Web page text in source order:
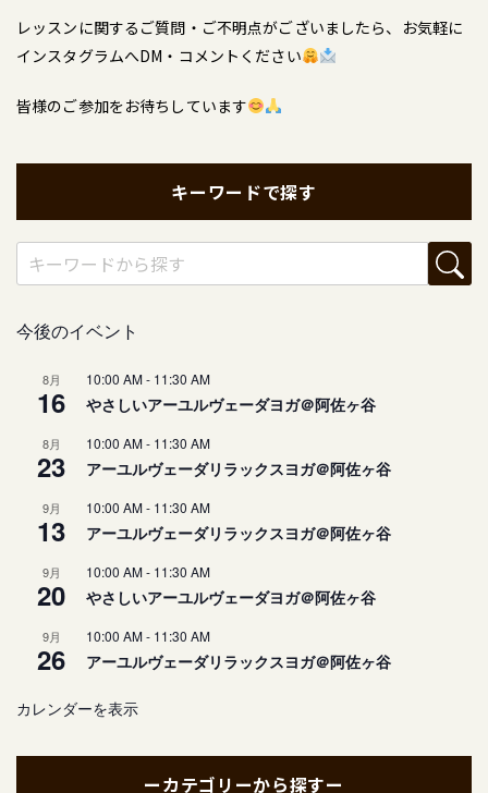
レッスンに関するご質問・ご不明点がございましたら、お気軽に
インスタグラムへDM・コメントください
皆様のご参加をお待ちしています
キーワードで探す
今後のイベント
8月
16
10:00 AM- 11:30 AM
やさしいアーユルヴェーダヨガ＠阿佐ヶ谷
8月
23
10:00 AM- 11:30 AM
アーユルヴェーダリラックスヨガ＠阿佐ヶ谷
9月
13
10:00 AM- 11:30 AM
アーユルヴェーダリラックスヨガ＠阿佐ヶ谷
9月
20
10:00 AM- 11:30 AM
やさしいアーユルヴェーダヨガ＠阿佐ヶ谷
9月
26
10:00 AM- 11:30 AM
アーユルヴェーダリラックスヨガ＠阿佐ヶ谷
カレンダーを表示
ーカテゴリーから探すー